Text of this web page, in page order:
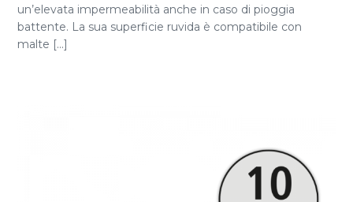
un’elevata impermeabilità anche in caso di pioggia
battente. La sua superficie ruvida è compatibile con
malte [...]